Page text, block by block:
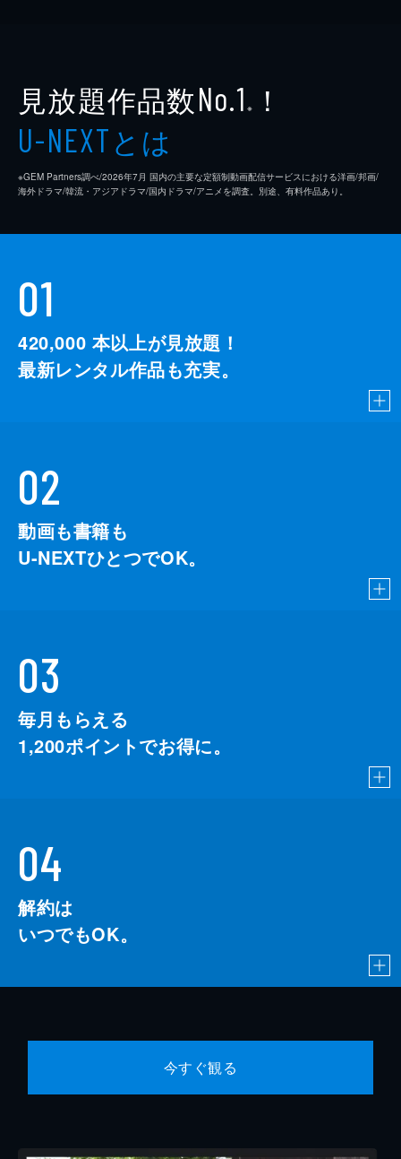
見放題作品数No.1 ※ ！
U-NEXTとは
※GEM Partners調べ/2026年7⽉ 国内の主要な定額制動画配信サービスにおける洋画/邦画/
海外ドラマ/韓流・アジアドラマ/国内ドラマ/アニメを調査。別途、有料作品あり。
01
420,000 本以上が見放題！
最新レンタル作品も充実。
02
動画も書籍も
U-NEXTひとつでOK。
03
毎月もらえる
1,200ポイントでお得に。
04
解約は
いつでもOK。
今すぐ観る